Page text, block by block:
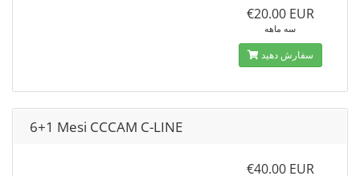
€20.00 EUR
سه ماهه
سفارش دهید
6+1 Mesi CCCAM C-LINE
€40.00 EUR